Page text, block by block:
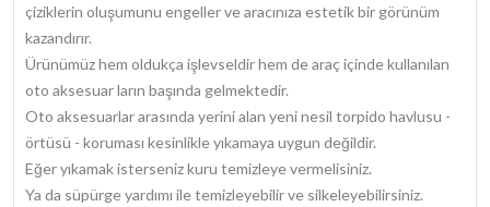
çiziklerin oluşumunu engeller ve aracınıza estetik bir görünüm
kazandırır.
Ürünümüz hem oldukça işlevseldir hem de araç içinde kullanılan
oto aksesuar ların başında gelmektedir.
Oto aksesuarlar arasında yerini alan yeni nesil torpido havlusu -
örtüsü - koruması kesinlikle yıkamaya uygun değildir.
Eğer yıkamak isterseniz kuru temizleye vermelisiniz.
Ya da süpürge yardımı ile temizleyebilir ve silkeleyebilirsiniz.